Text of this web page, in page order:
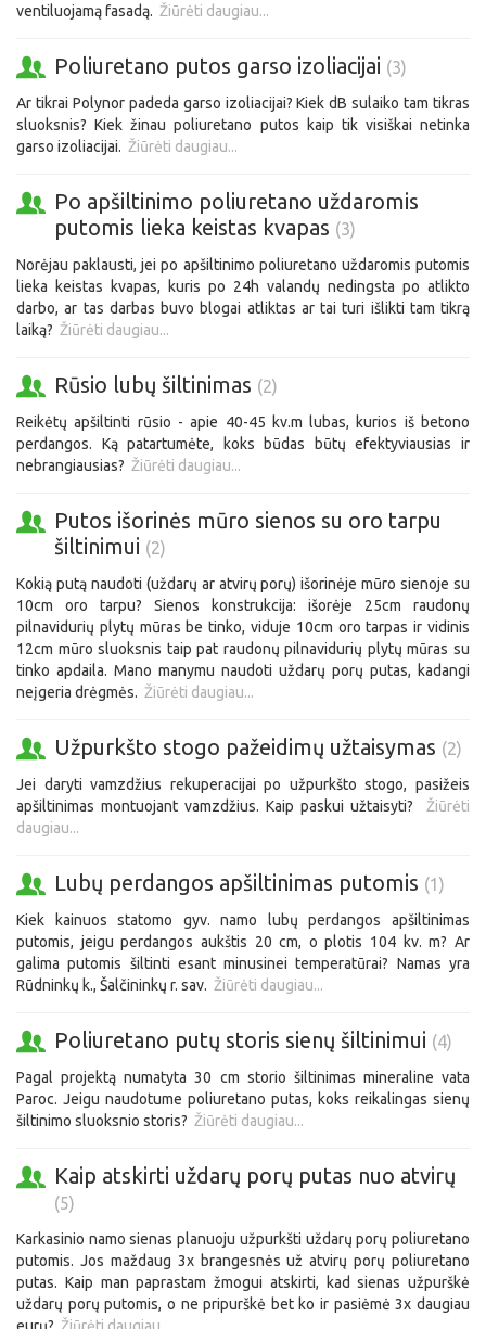
ventiluojamą fasadą. Žiūrėti daugiau...
Poliuretano putos garso izoliacijai (3)
Ar tikrai Polynor padeda garso izoliacijai? Kiek dB sulaiko tam tikras
sluoksnis? Kiek žinau poliuretano putos kaip tik visiškai netinka
garso izoliacijai. Žiūrėti daugiau...
Po apšiltinimo poliuretano uždaromis
putomis lieka keistas kvapas (3)
Norėjau paklausti, jei po apšiltinimo poliuretano uždaromis putomis
lieka keistas kvapas, kuris po 24h valandų nedingsta po atlikto
darbo, ar tas darbas buvo blogai atliktas ar tai turi išlikti tam tikrą
laiką? Žiūrėti daugiau...
Rūsio lubų šiltinimas (2)
Reikėtų apšiltinti rūsio - apie 40-45 kv.m lubas, kurios iš betono
perdangos. Ką patartumėte, koks būdas būtų efektyviausias ir
nebrangiausias? Žiūrėti daugiau...
Putos išorinės mūro sienos su oro tarpu
šiltinimui (2)
Kokią putą naudoti (uždarų ar atvirų porų) išorinėje mūro sienoje su
10cm oro tarpu? Sienos konstrukcija: išorėje 25cm raudonų
pilnavidurių plytų mūras be tinko, viduje 10cm oro tarpas ir vidinis
12cm mūro sluoksnis taip pat raudonų pilnavidurių plytų mūras su
tinko apdaila. Mano manymu naudoti uždarų porų putas, kadangi
neįgeria drėgmės. Žiūrėti daugiau...
Užpurkšto stogo pažeidimų užtaisymas (2)
Jei daryti vamzdžius rekuperacijai po užpurkšto stogo, pasižeis
apšiltinimas montuojant vamzdžius. Kaip paskui užtaisyti? Žiūrėti
daugiau...
Lubų perdangos apšiltinimas putomis (1)
Kiek kainuos statomo gyv. namo lubų perdangos apšiltinimas
putomis, jeigu perdangos aukštis 20 cm, o plotis 104 kv. m? Ar
galima putomis šiltinti esant minusinei temperatūrai? Namas yra
Rūdninkų k., Šalčininkų r. sav. Žiūrėti daugiau...
Poliuretano putų storis sienų šiltinimui (4)
Pagal projektą numatyta 30 cm storio šiltinimas mineraline vata
Paroc. Jeigu naudotume poliuretano putas, koks reikalingas sienų
šiltinimo sluoksnio storis? Žiūrėti daugiau...
Kaip atskirti uždarų porų putas nuo atvirų
(5)
Karkasinio namo sienas planuoju užpurkšti uždarų porų poliuretano
putomis. Jos maždaug 3x brangesnės už atvirų porų poliuretano
putas. Kaip man paprastam žmogui atskirti, kad sienas užpurškė
uždarų porų putomis, o ne pripurškė bet ko ir pasiėmė 3x daugiau